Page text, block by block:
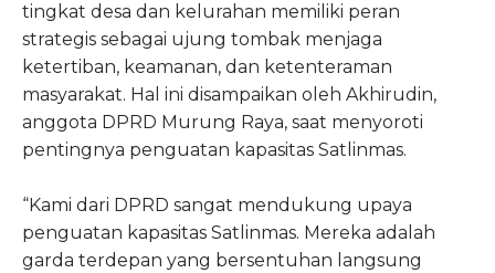
tingkat desa dan kelurahan memiliki peran
strategis sebagai ujung tombak menjaga
ketertiban, keamanan, dan ketenteraman
masyarakat. Hal ini disampaikan oleh Akhirudin,
anggota DPRD Murung Raya, saat menyoroti
pentingnya penguatan kapasitas Satlinmas.
“Kami dari DPRD sangat mendukung upaya
penguatan kapasitas Satlinmas. Mereka adalah
garda terdepan yang bersentuhan langsung